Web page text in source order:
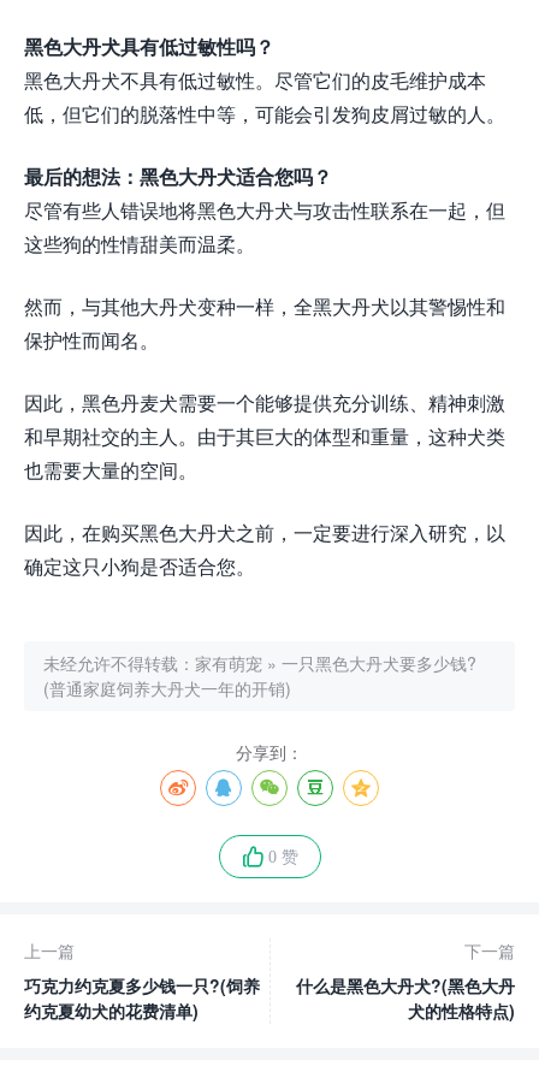
黑色大丹犬具有低过敏性吗？
黑色大丹犬不具有低过敏性。尽管它们的皮毛维护成本
低，但它们的脱落性中等，可能会引发狗皮屑过敏的人。
最后的想法：黑色大丹犬适合您吗？
尽管有些人错误地将黑色大丹犬与攻击性联系在一起，但
这些狗的性情甜美而温柔。
然而，与其他大丹犬变种一样，全黑大丹犬以其警惕性和
保护性而闻名。
因此，黑色丹麦犬需要一个能够提供充分训练、精神刺激
和早期社交的主人。由于其巨大的体型和重量，这种犬类
也需要大量的空间。
因此，在购买黑色大丹犬之前，一定要进行深入研究，以
确定这只小狗是否适合您。
未经允许不得转载： 家有萌宠 » 一只黑色大丹犬要多少钱?
(普通家庭饲养大丹犬一年的开销)
分享到：
0 赞
上一篇
巧克力约克夏多少钱一只?(饲养
约克夏幼犬的花费清单)
下一篇
什么是黑色大丹犬?(黑色大丹
犬的性格特点)